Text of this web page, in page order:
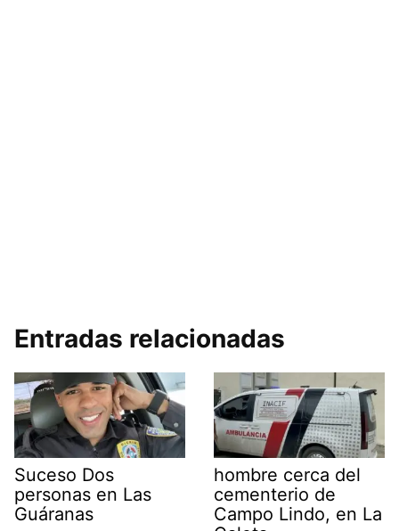
Entradas relacionadas
Suceso Dos
personas en Las
Guáranas
hombre cerca del
cementerio de
Campo Lindo, en La